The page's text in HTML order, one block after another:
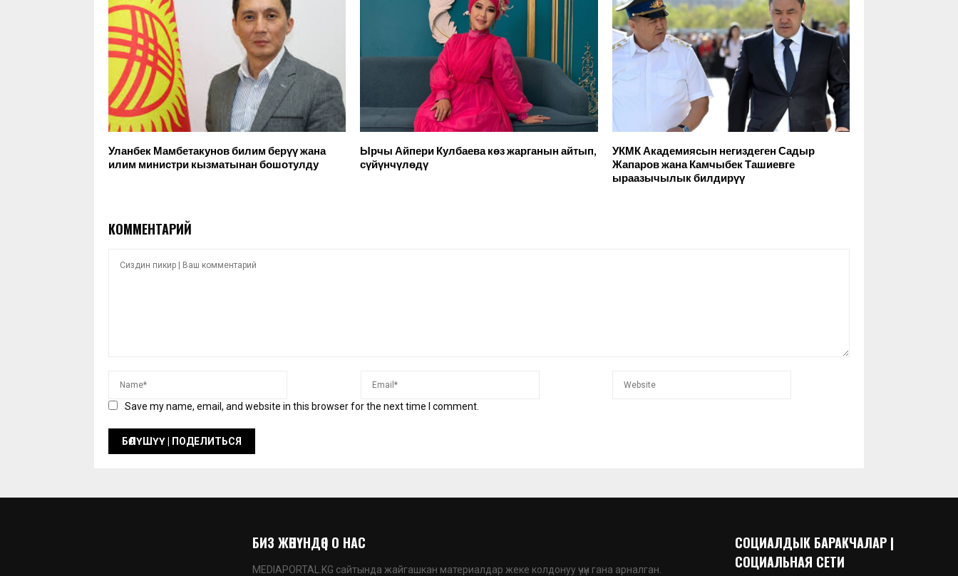
Уланбек Мамбетакунов билим берүү жана
илим министри кызматынан бошотулду
Ырчы Айпери Кулбаева көз жарганын айтып,
сүйүнчүлөдү
УКМК Академиясын негиздеген Садыр
Жапаров жана Камчыбек Ташиевге
ыраазычылык билдирүү
КОММЕНТАРИЙ
Save my name, email, and website in this browser for the next time I comment.
БИЗ ЖӨНҮНДӨ | О НАС
MEDIAPORTAL.KG сайтында жайгашкан материалдар жеке колдонуу үчүн гана арналган.
СОЦИАЛДЫК БАРАКЧАЛАР |
СОЦИАЛЬНАЯ СЕТИ